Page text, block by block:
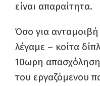
είναι απαραίτητα.
Όσο για
λέγαμε – κοίτα
10ωρη
του εργαζόμενου